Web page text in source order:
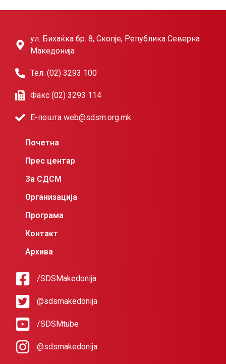
ул. Бихаќка бр. 8, Скопје, Република Северна
Македонија
Тел. (02) 3293 100
Факс (02) 3293 114
Е-пошта web@sdsm.org.mk
Почетна
Прес центар
За СДСМ
Организација
Програма
Контакт
Архива
/SDSMakedonija
@sdsmakedonija
/SDSMtube
@sdsmakedonija